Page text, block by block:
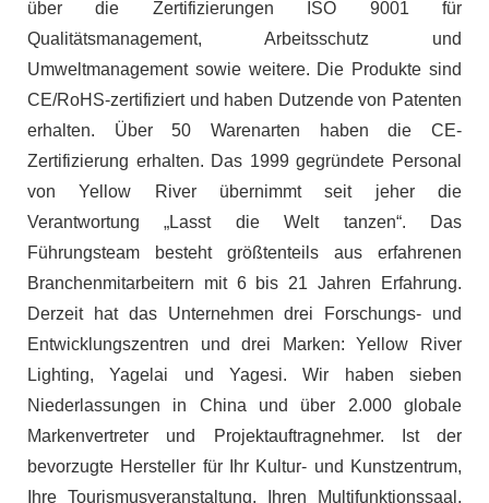
über die Zertifizierungen ISO 9001 für
Qualitätsmanagement, Arbeitsschutz und
Umweltmanagement sowie weitere. Die Produkte sind
CE/RoHS-zertifiziert und haben Dutzende von Patenten
erhalten. Über 50 Warenarten haben die CE-
Zertifizierung erhalten. Das 1999 gegründete Personal
von Yellow River übernimmt seit jeher die
Verantwortung „Lasst die Welt tanzen“. Das
Führungsteam besteht größtenteils aus erfahrenen
Branchenmitarbeitern mit 6 bis 21 Jahren Erfahrung.
Derzeit hat das Unternehmen drei Forschungs- und
Entwicklungszentren und drei Marken: Yellow River
Lighting, Yagelai und Yagesi. Wir haben sieben
Niederlassungen in China und über 2.000 globale
Markenvertreter und Projektauftragnehmer. Ist der
bevorzugte Hersteller für Ihr Kultur- und Kunstzentrum,
Ihre Tourismusveranstaltung, Ihren Multifunktionssaal,